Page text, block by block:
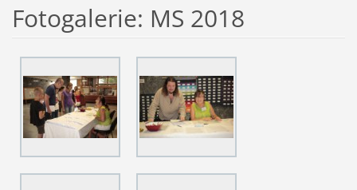
Fotogalerie: MS 2018